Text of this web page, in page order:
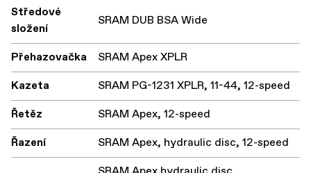
Středové
složení
SRAM DUB BSA Wide
Přehazovačka
SRAM Apex XPLR
Kazeta
SRAM PG-1231 XPLR, 11-44, 12-speed
Řetěz
SRAM Apex, 12-speed
Řazení
SRAM Apex, hydraulic disc, 12-speed